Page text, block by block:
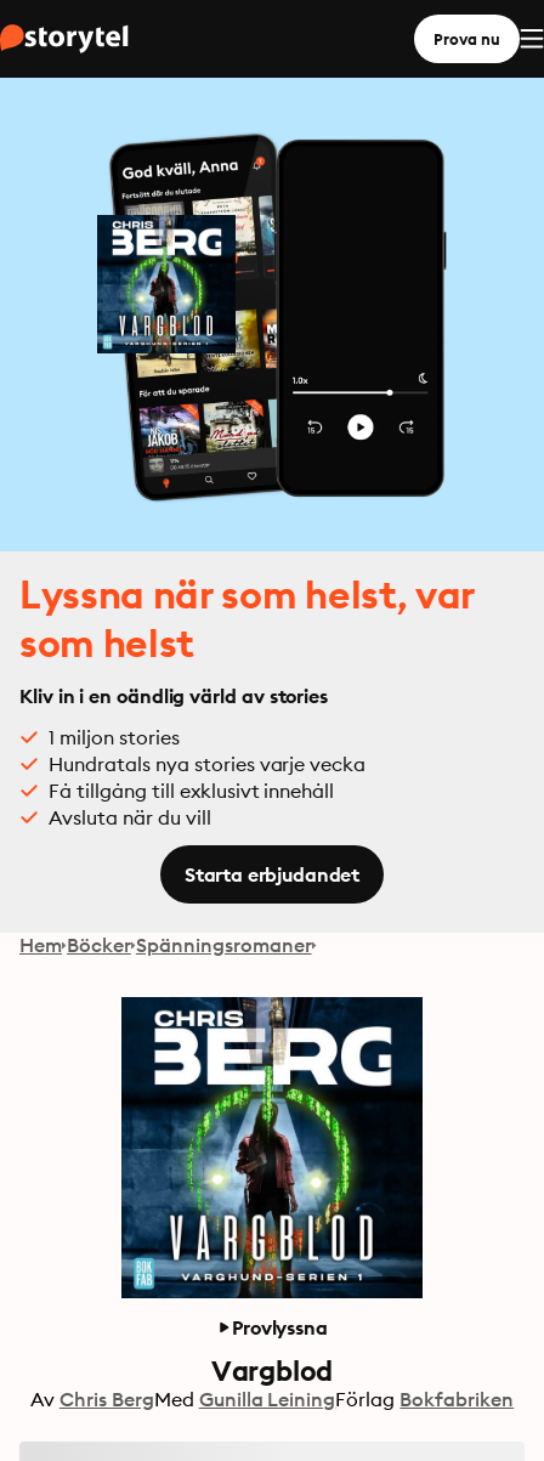
Prova nu
Lyssna när som helst, var
som helst
Kliv in i en oändlig värld av stories
1 miljon stories
Hundratals nya stories varje vecka
Få tillgång till exklusivt innehåll
Avsluta när du vill
Starta erbjudandet
Hem Böcker Spänningsromaner
Provlyssna
Vargblod
Av Chris BergMed Gunilla LeiningFörlag Bokfabriken